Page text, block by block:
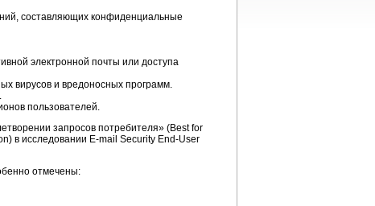
составляющих конфиденциальные
электронной почты или доступа
вирусов и вредоносных программ.
пользователей.
запросов потребителя» (Best for
в исследовании E-mail Security End-User
отмечены: